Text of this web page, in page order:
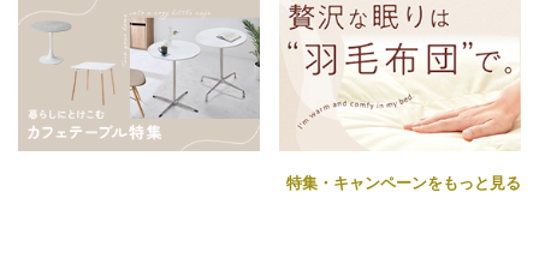
特集・キャンペーンをもっと見る